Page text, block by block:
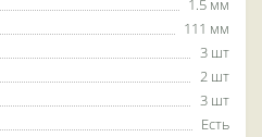
1.5 мм
111 мм
3 шт
2 шт
3 шт
Есть